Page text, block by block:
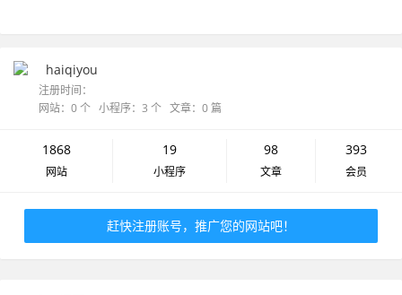
haiqiyou
注册时间：
网站：0 个 小程序：3 个 文章：0 篇
1868
网站
19
小程序
98
文章
393
会员
赶快注册账号，推广您的网站吧！